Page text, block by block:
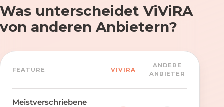
Was unterscheidet ViViRA
von anderen Anbietern?
FEATURE VIVIRA
ANDERE
ANBIETER
Meistverschriebene